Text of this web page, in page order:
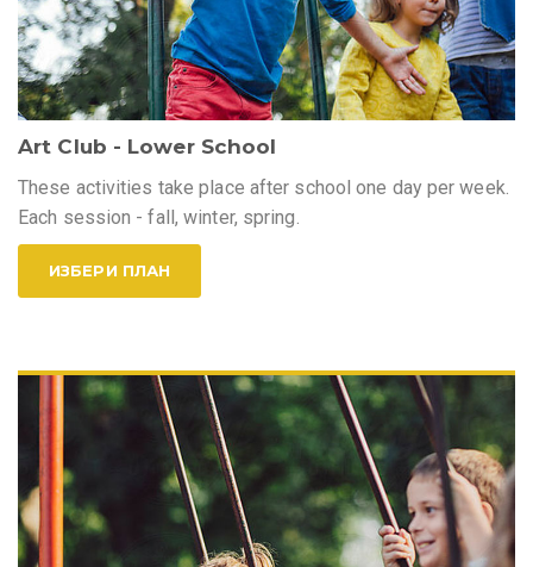
Art Club - Lower School
These activities take place after school one day per week.
Each session - fall, winter, spring.
ИЗБЕРИ ПЛАН